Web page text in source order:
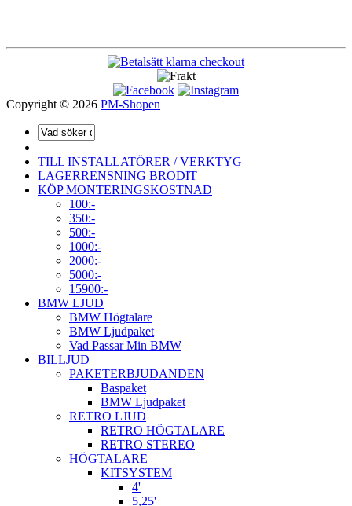
Copyright © 2026 PM-Shopen
TILL INSTALLATÖRER / VERKTYG
LAGERRENSNING BRODIT
KÖP MONTERINGSKOSTNAD
100:-
350:-
500:-
1000:-
2000:-
5000:-
15900:-
BMW LJUD
BMW Högtalare
BMW Ljudpaket
Vad Passar Min BMW
BILLJUD
PAKETERBJUDANDEN
Baspaket
BMW Ljudpaket
RETRO LJUD
RETRO HÖGTALARE
RETRO STEREO
HÖGTALARE
KITSYSTEM
4'
5,25'